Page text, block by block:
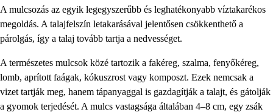
A mulcsozás az egyik legegyszerűbb és leghatékonyabb víztakarékos
megoldás. A talajfelszín letakarásával jelentősen csökkenthető a
párolgás, így a talaj tovább tartja a nedvességet.
A természetes mulcsok közé tartozik a fakéreg, szalma, fenyőkéreg,
lomb, aprított faágak, kókuszrost vagy komposzt. Ezek nemcsak a
vizet tartják meg, hanem tápanyaggal is gazdagítják a talajt, és gátolják
a gyomok terjedését. A mulcs vastagsága általában 4–8 cm, egy zsák